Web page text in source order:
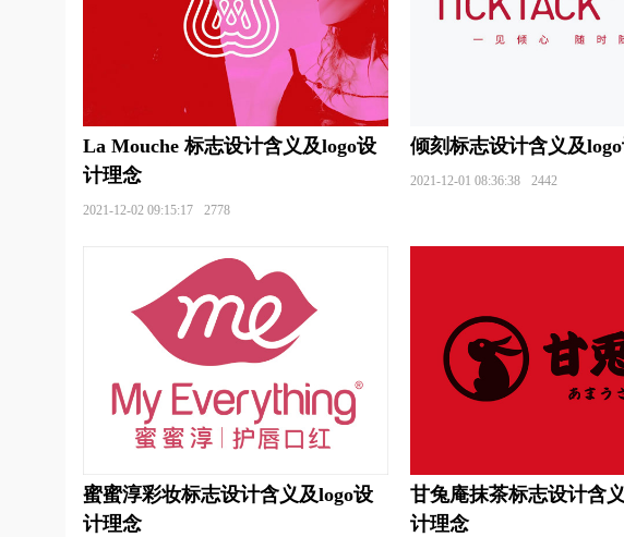
服装logo设计 非洲‌银行logo设计 房地产logo设计 服
功能性饮料logo设计 公寓logo设计
谷歌logo设计 公司logo设计
护肤品logo设计 货车logo设计 豪华汽车品牌logo设计
建材logo设计 家具
集团logo设计 教育logo设计
会计师logo设计 科技大学logo设计 蓝色logo设计 零
旅行社logo设计 律师事务所logo设计 理工大学logo设计
面条logo设计 沐浴露logo设计
麻辣烫logo设计 媒体logo
奶粉logo设计 能源logo设计
La Mouche 标志设计含义及logo设
计理念
2021-12-02 09:15:17 2778
倾刻标志设计含义及
2021-12-01 08:36:38 2442
蜜蜜淳彩妆标志设计含义及logo设
计理念
甘兔庵抹茶标志设计含
计理念